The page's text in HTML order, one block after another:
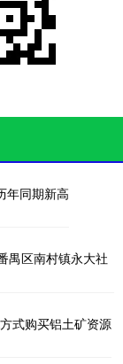
年同期新高
禺区南村镇永大社
式购买铝土矿资源